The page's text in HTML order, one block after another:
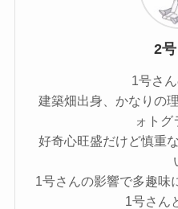
2
1号さ
建築畑出身、かなりの
ォトグ
好奇心旺盛だけど慎重
1号さんの影響で多趣味
1号さん